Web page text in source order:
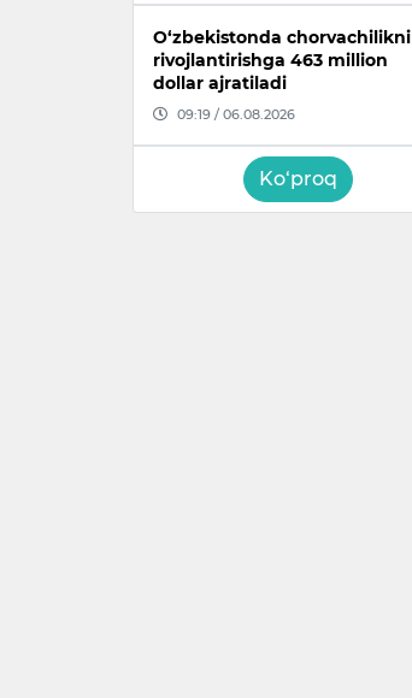
O‘zbekistonda chorvachilikni
rivojlantirishga 463 million
dollar ajratiladi
09:19 / 06.08.2026
Ko‘proq